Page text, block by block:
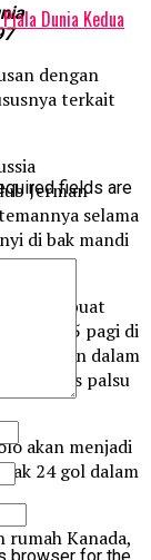
dengan
terkait
Jerman
selama
di bak mandi
membuat
pukul 5 pagi di
dikaitkan dalam
tes palsu
akan menjadi
24 gol dalam
rumah Kanada,
Dunia Kedua
fields are